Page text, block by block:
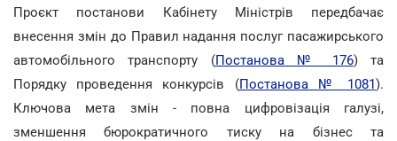
Проєкт постанови Кабінету Міністрів передбачає
внесення змін до Правил надання послуг пасажирського
автомобільного транспорту (Постанова № 176) та
Порядку проведення конкурсів (Постанова № 1081).
Ключова мета змін - повна цифровізація галузі,
зменшення бюрократичного тиску на бізнес та